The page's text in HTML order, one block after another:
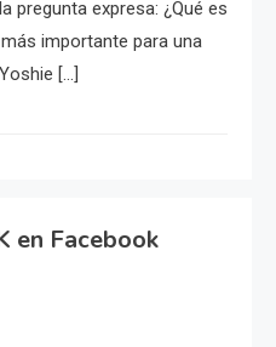
pregunta expresa: ¿Qué es
importante para una
[…]
en Facebook